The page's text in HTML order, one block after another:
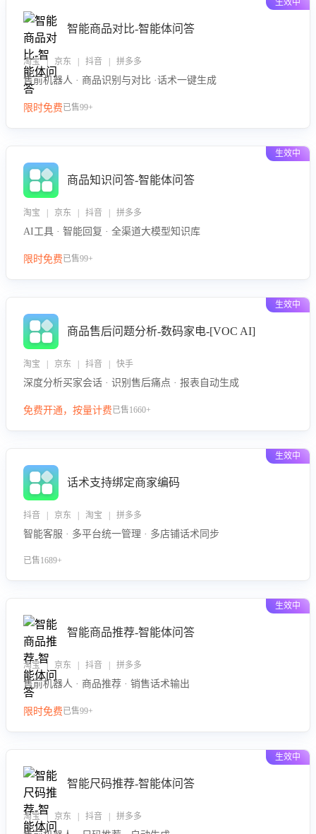
生效中
智能商品对比-智能体问答
淘宝 | 京东 | 抖音 | 拼多多
售前机器人 · 商品识别与对比 ·话术一键生成
限时免费已售99+
生效中
商品知识问答-智能体问答
淘宝 | 京东 | 抖音 | 拼多多
AI工具 · 智能回复 · 全渠道大模型知识库
限时免费已售99+
生效中
商品售后问题分析-数码家电-[VOC AI]
淘宝 | 京东 | 抖音 | 快手
深度分析买家会话 · 识别售后痛点 · 报表自动生成
免费开通，按量计费已售1660+
生效中
话术支持绑定商家编码
抖音 | 京东 | 淘宝 | 拼多多
智能客服 · 多平台统一管理 · 多店铺话术同步
已售1689+
生效中
智能商品推荐-智能体问答
淘宝 | 京东 | 抖音 | 拼多多
售前机器人 · 商品推荐 · 销售话术输出
限时免费已售99+
生效中
智能尺码推荐-智能体问答
淘宝 | 京东 | 抖音 | 拼多多